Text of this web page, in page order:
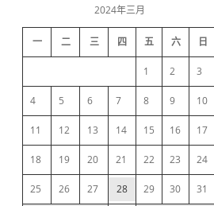
启
8
s
d
b
a
r
2024年三月
一 二 三 四 五 六 日
1 2 3
4 5 6 7 8 9 10
11 12 13 14 15 16 17
18 19 20 21 22 23 24
25 26 27 28 29 30 31